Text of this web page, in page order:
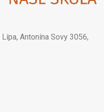
Antonína Sovy 3056,